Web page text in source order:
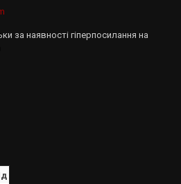
за наявності гіперпосилання на